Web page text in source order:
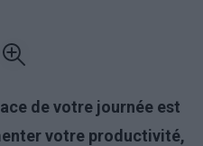
de votre journée est
votre productivité,